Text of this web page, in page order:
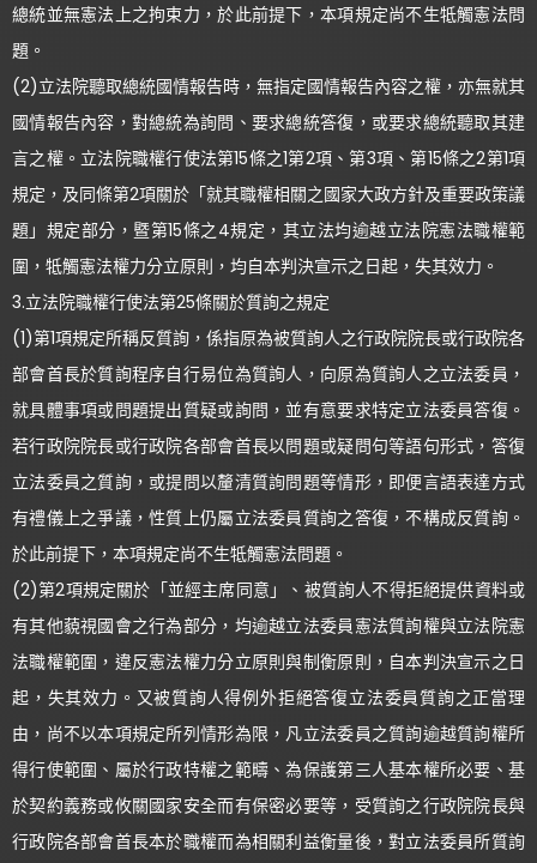
總統並無憲法上之拘束力，於此前提下，本項規定尚不生牴觸憲法問
題。
(2)立法院聽取總統國情報告時，無指定國情報告內容之權，亦無就其
國情報告內容，對總統為詢問、要求總統答復，或要求總統聽取其建
言之權。立法院職權行使法第15條之1第2項、第3項、第15條之2第1項
規定，及同條第2項關於「就其職權相關之國家大政方針及重要政策議
題」規定部分，暨第15條之4規定，其立法均逾越立法院憲法職權範
圍，牴觸憲法權力分立原則，均自本判決宣示之日起，失其效力。
3.立法院職權行使法第25條關於質詢之規定
(1)第1項規定所稱反質詢，係指原為被質詢人之行政院院長或行政院各
部會首長於質詢程序自行易位為質詢人，向原為質詢人之立法委員，
就具體事項或問題提出質疑或詢問，並有意要求特定立法委員答復。
若行政院院長或行政院各部會首長以問題或疑問句等語句形式，答復
立法委員之質詢，或提問以釐清質詢問題等情形，即便言語表達方式
有禮儀上之爭議，性質上仍屬立法委員質詢之答復，不構成反質詢。
於此前提下，本項規定尚不生牴觸憲法問題。
(2)第2項規定關於「並經主席同意」、被質詢人不得拒絕提供資料或
有其他藐視國會之行為部分，均逾越立法委員憲法質詢權與立法院憲
法職權範圍，違反憲法權力分立原則與制衡原則，自本判決宣示之日
起，失其效力。又被質詢人得例外拒絕答復立法委員質詢之正當理
由，尚不以本項規定所列情形為限，凡立法委員之質詢逾越質詢權所
得行使範圍、屬於行政特權之範疇、為保護第三人基本權所必要、基
於契約義務或攸關國家安全而有保密必要等，受質詢之行政院院長與
行政院各部會首長本於職權而為相關利益衡量後，對立法委員所質詢